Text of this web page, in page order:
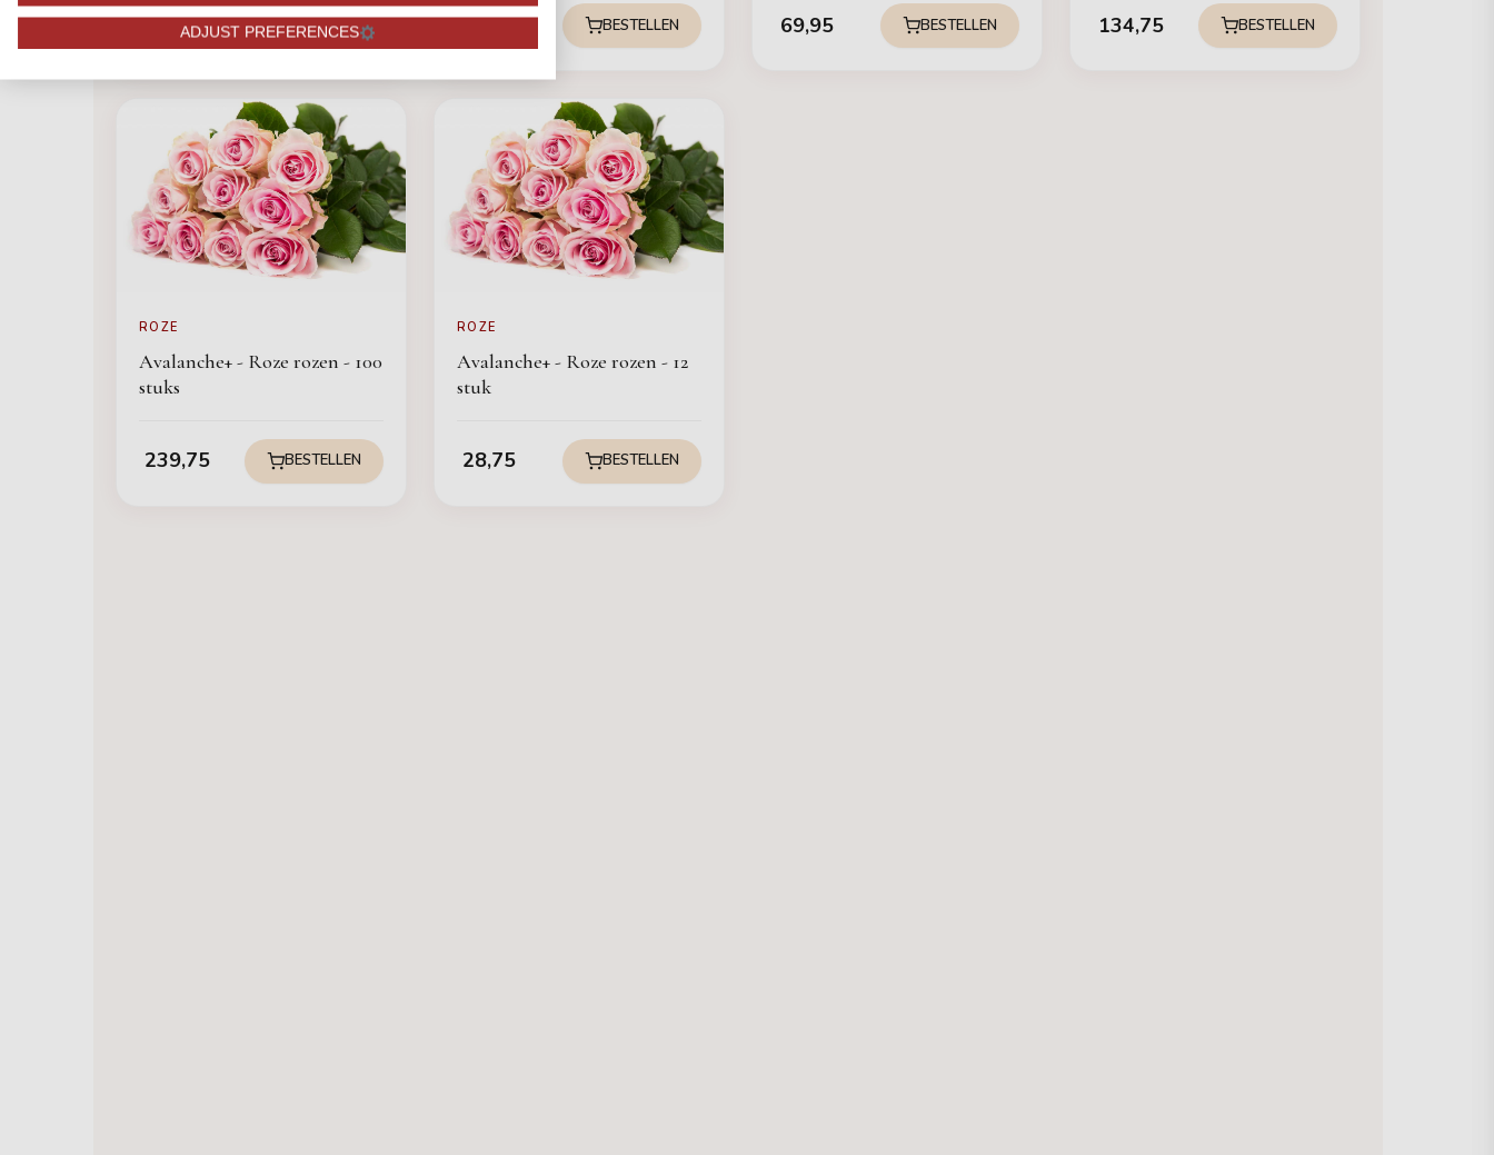
44,95 BESTELLEN 37,75 BESTELLEN 69,95 BESTELLEN 134,75 BESTELLEN
ROZE
Avalanche+ - Roze rozen - 100
stuks
239,75 BESTELLEN
ROZE
Avalanche+ - Roze rozen - 12
stuk
28,75 BESTELLEN
ADJUST PREFERENCES